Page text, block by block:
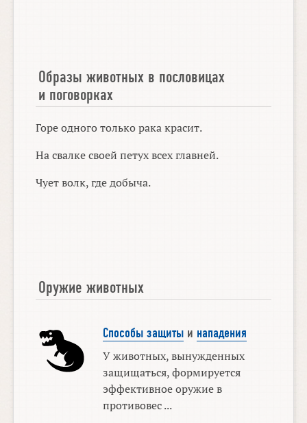
Образы животных в пословицах
и поговорках
Горе одного только рака красит.
На свалке своей петух всех главней.
Чует волк, где добыча.
Оружие животных
Способы защитыи нападения
У животных, вынужденных
защищаться, формируется
эффективное оружие в
противовес ...